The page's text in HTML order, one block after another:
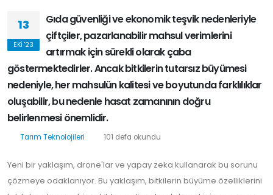
13
EKI '23
Gıda güvenliği ve ekonomik teşvik nedenleriyle
çiftçiler, pazarlanabilir mahsul verimlerini
artırmak için sürekli olarak çaba
göstermektedirler. Ancak bitkilerin tutarsız büyümesi
nedeniyle, her mahsulün kalitesi ve boyutunda farklılıklar
oluşabilir, bu nedenle hasat zamanının doğru
belirlenmesi önemlidir.
Tarım Teknolojileri 101 defa okundu
Yeni bir yaklaşım, drone'lar ve yapay zeka kullanarak bu sorunu
çözmeye odaklanıyor. Bu yaklaşım, bitkilerin büyüme özelliklerini